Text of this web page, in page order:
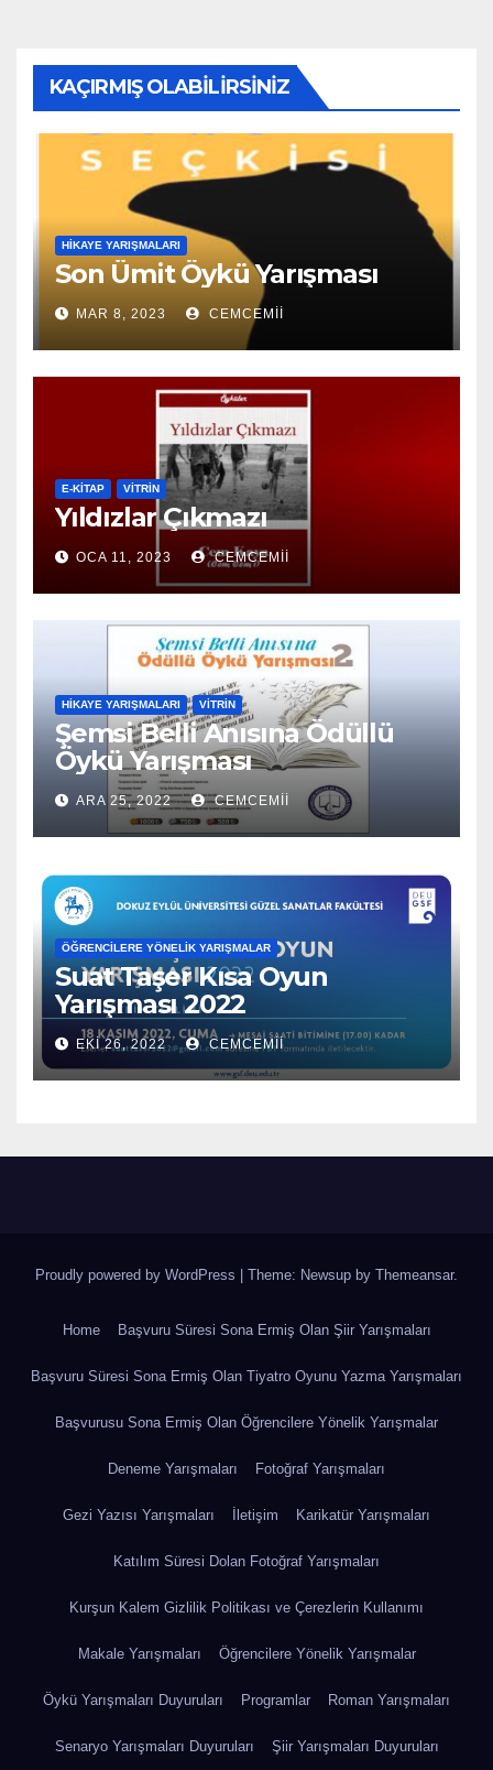
KAÇIRMIŞ OLABILIRSINIZ
HIKAYE YARIŞMALARI
Son Ümit Öykü Yarışması
MAR 8, 2023 CEMCEMII
E-KİTAP VITRIN
Yıldızlar Çıkmazı
OCA 11, 2023 CEMCEMII
HIKAYE YARIŞMALARI VITRIN
Şemsi Belli Anısına Ödüllü
Öykü Yarışması
ARA 25, 2022 CEMCEMII
ÖĞRENCILERE YÖNELIK YARIŞMALAR
Suat Taşer Kısa Oyun
Yarışması 2022
EKI 26, 2022 CEMCEMII
Proudly powered by WordPress Theme: Newsup by Themeansar.
Home Başvuru Süresi Sona Ermiş Olan Şiir Yarışmaları
Başvuru Süresi Sona Ermiş Olan Tiyatro Oyunu Yazma Yarışmaları
Başvurusu Sona Ermiş Olan Öğrencilere Yönelik Yarışmalar
Deneme Yarışmaları Fotoğraf Yarışmaları
Gezi Yazısı Yarışmaları İletişim Karikatür Yarışmaları
Katılım Süresi Dolan Fotoğraf Yarışmaları
Kurşun Kalem Gizlilik Politikası ve Çerezlerin Kullanımı
Makale Yarışmaları Öğrencilere Yönelik Yarışmalar
Öykü Yarışmaları Duyuruları Programlar Roman Yarışmaları
Senaryo Yarışmaları Duyuruları Şiir Yarışmaları Duyuruları